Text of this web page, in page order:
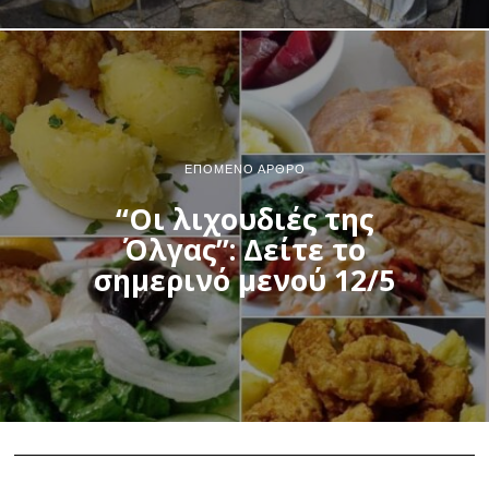
ΕΠΌΜΕΝΟ ΆΡΘΡΟ
“Οι λιχουδιές της
Όλγας”: Δείτε το
σημερινό μενού 12/5